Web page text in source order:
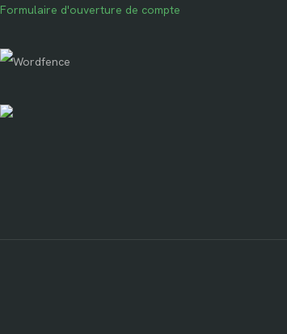
Formulaire d'ouverture de compte